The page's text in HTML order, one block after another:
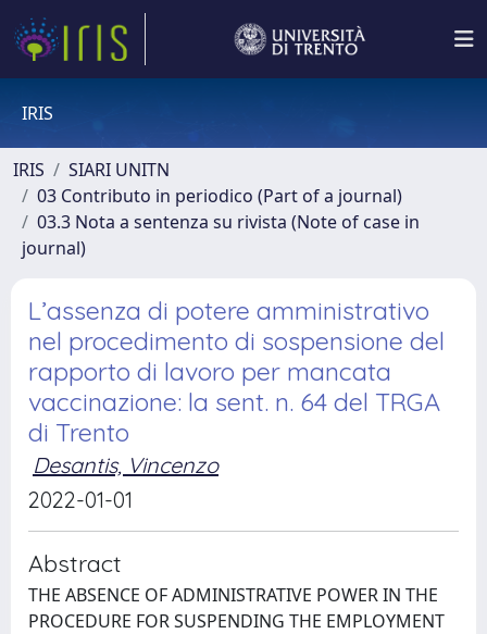
IRIS
IRIS
SIARI UNITN
03 Contributo in periodico (Part of a journal)
03.3 Nota a sentenza su rivista (Note of case in
journal)
L’assenza di potere amministrativo
nel procedimento di sospensione del
rapporto di lavoro per mancata
vaccinazione: la sent. n. 64 del TRGA
di Trento
Desantis, Vincenzo
2022-01-01
Abstract
THE ABSENCE OF ADMINISTRATIVE POWER IN THE
PROCEDURE FOR SUSPENDING THE EMPLOYMENT